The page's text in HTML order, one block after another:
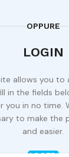
OPPURE
LOGIN
allows you
in the fields
you in no time.
to make the
and easier.